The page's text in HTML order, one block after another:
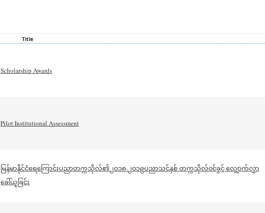
Title
Scholarship Awards
Pilot Institutional Assessment
မြန်မာနိုင်ငံရေကြောင်းပညာတက္ကသိုလ်၏၂၀၁၈-၂၀၁၉ပညာသင်နှစ် တက္ကသိုလ်၀င်ခွင့် လျှောက်လွှာ
ခေါ်ယူခြင်း